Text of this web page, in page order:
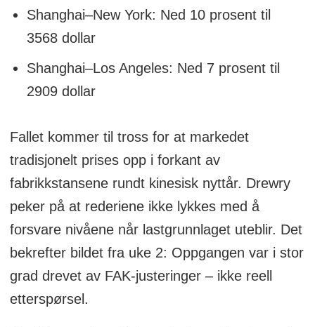
Shanghai til Los Angeles
Los Angeles til Shanghai
Shanghai til New York
Rotterdam til New York
Ved å inkludere både øst-vest og
transatlantiske ruter, gir WCI et helhetlig
bilde av globale fraktrater.
Betydning for bransjen: WCI fungerer som
en referanse for å vurdere markedsforhold
og trender innen containerfrakt. Den
Shanghai–New York: Ned 10 prosent til
3568 dollar
Shanghai–Los Angeles: Ned 7 prosent til
2909 dollar
Fallet kommer til tross for at markedet
tradisjonelt prises opp i forkant av
fabrikkstansene rundt kinesisk nyttår. Drewry
peker på at rederiene ikke lykkes med å
forsvare nivåene når lastgrunnlaget uteblir. Det
bekrefter bildet fra uke 2: Oppgangen var i stor
grad drevet av FAK-justeringer – ikke reell
etterspørsel.